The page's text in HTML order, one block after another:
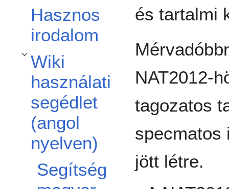
Hasznos
irodalom
Wiki
használati
segédlet
(angol
nyelven)
A(z) Wiki használati segédlet (angol nyelven) alszakasz kinyitása/becsukása
Segítség
és tartalmi
NAT2012-
tagozatos
specmatos
jött létre.